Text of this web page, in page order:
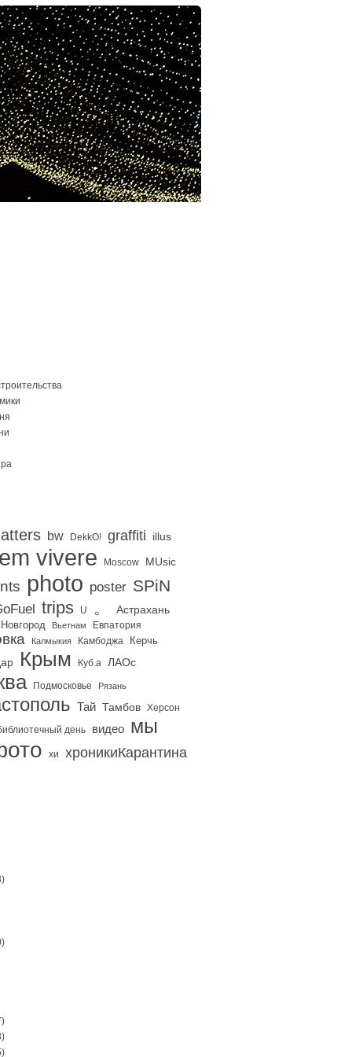
bw DekkO! graffiti illus
vivere Moscow MUsic
photo poster SPiN
trips U 。 Астрахань
Вьетнам Евпатория
Калмыкия Камбоджа Керчь
Крым Куб.а ЛАОс
Подмосковье Рязань
Тай Тамбов Херсон
день
видео мы
хи хроникиКарантина